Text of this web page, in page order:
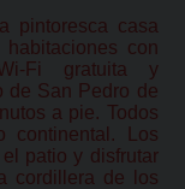
pintoresca casa
con
Fi gratuita y
de San Pedro de
a pie. Todos
continental. Los
patio y disfrutar
cordillera de los